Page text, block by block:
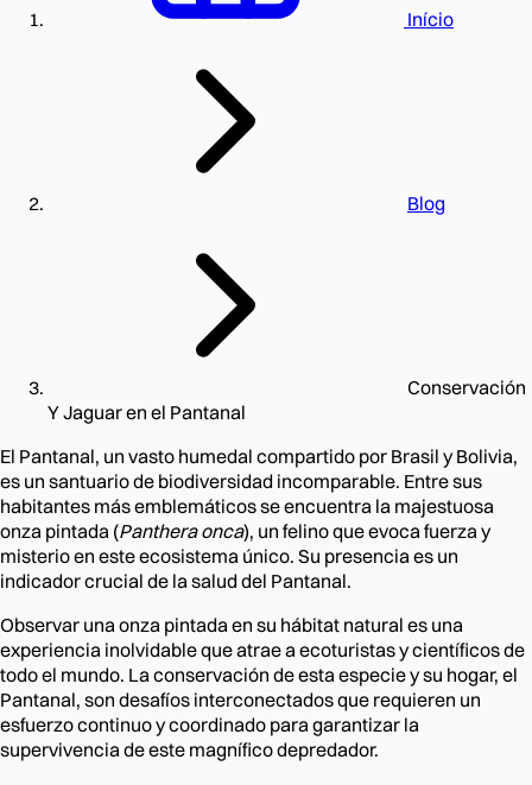
Início
Blog
Conservación
Y Jaguar en el Pantanal
El Pantanal, un vasto humedal compartido por Brasil y Bolivia,
es un santuario de biodiversidad incomparable. Entre sus
habitantes más emblemáticos se encuentra la majestuosa
onza pintada (Panthera onca), un felino que evoca fuerza y
misterio en este ecosistema único. Su presencia es un
indicador crucial de la salud del Pantanal.
Observar una onza pintada en su hábitat natural es una
experiencia inolvidable que atrae a ecoturistas y científicos de
todo el mundo. La conservación de esta especie y su hogar, el
Pantanal, son desafíos interconectados que requieren un
esfuerzo continuo y coordinado para garantizar la
supervivencia de este magnífico depredador.